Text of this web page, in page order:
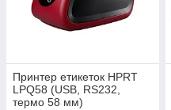
Принтер етикеток HPRT
LPQ58 (USB, RS232,
термо 58 мм)